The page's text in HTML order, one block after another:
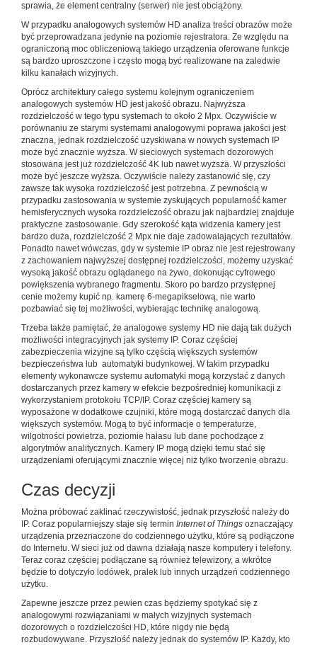
sprawia, że element centralny (serwer) nie jest obciążony.
W przypadku analogowych systemów HD analiza treści obrazów może
być przeprowadzana jedynie na poziomie rejestratora. Ze względu na
ograniczoną moc obliczeniową takiego urządzenia oferowane funkcje
są bardzo uproszczone i często mogą być realizowane na zaledwie
kilku kanałach wizyjnych.
Oprócz architektury całego systemu kolejnym ograniczeniem
analogowych systemów HD jest jakość obrazu. Najwyższa
rozdzielczość w tego typu systemach to około 2 Mpx. Oczywiście w
porównaniu ze starymi systemami analogowymi poprawa jakości jest
znaczna, jednak rozdzielczość uzyskiwana w nowych systemach IP
może być znacznie wyższa. W sieciowych systemach dozorowych
stosowana jest już rozdzielczość 4K lub nawet wyższa. W przyszłości
może być jeszcze wyższa. Oczywiście należy zastanowić się, czy
zawsze tak wysoka rozdzielczość jest potrzebna. Z pewnością w
przypadku zastosowania w systemie zyskujących popularność kamer
hemisferycznych wysoka rozdzielczość obrazu jak najbardziej znajduje
praktyczne zastosowanie. Gdy szerokość kąta widzenia kamery jest
bardzo duża, rozdzielczość 2 Mpx nie daje zadowalających rezultatów.
Ponadto nawet wówczas, gdy w systemie IP obraz nie jest rejestrowany
z zachowaniem najwyższej dostępnej rozdzielczości, możemy uzyskać
wysoką jakość obrazu oglądanego na żywo, dokonując cyfrowego
powiększenia wybranego fragmentu. Skoro po bardzo przystępnej
cenie możemy kupić np. kamerę 6-megapikselową, nie warto
pozbawiać się tej możliwości, wybierając technikę analogową.
Trzeba także pamiętać, że analogowe systemy HD nie dają tak dużych
możliwości integracyjnych jak systemy IP. Coraz częściej
zabezpieczenia wizyjne są tylko częścią większych systemów
bezpieczeństwa lub automatyki budynkowej. W takim przypadku
elementy wykonawcze systemu automatyki mogą korzystać z danych
dostarczanych przez kamery w efekcie bezpośredniej komunikacji z
wykorzystaniem protokołu TCP/IP. Coraz częściej kamery są
wyposażone w dodatkowe czujniki, które mogą dostarczać danych dla
większych systemów. Mogą to być informacje o temperaturze,
wilgotności powietrza, poziomie hałasu lub dane pochodzące z
algorytmów analitycznych. Kamery IP mogą dzięki temu stać się
urządzeniami oferującymi znacznie więcej niż tylko tworzenie obrazu.
Czas decyzji
Można próbować zaklinać rzeczywistość, jednak przyszłość należy do
IP. Coraz popularniejszy staje się termin Internet of Things oznaczający
urządzenia przeznaczone do codziennego użytku, które są podłączone
do Internetu. W sieci już od dawna działają nasze komputery i telefony.
Teraz coraz częściej podłączane są również telewizory, a wkrótce
będzie to dotyczyło lodówek, pralek lub innych urządzeń codziennego
użytku.
Zapewne jeszcze przez pewien czas będziemy spotykać się z
analogowymi rozwiązaniami w małych wizyjnych systemach
dozorowych o rozdzielczości HD, które nigdy nie będą
rozbudowywane. Przyszłość należy jednak do systemów IP. Każdy, kto